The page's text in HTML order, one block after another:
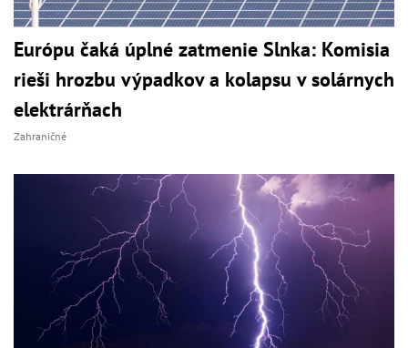
Európu čaká úplné zatmenie Slnka: Komisia
rieši hrozbu výpadkov a kolapsu v solárnych
elektrárňach
Zahraničné